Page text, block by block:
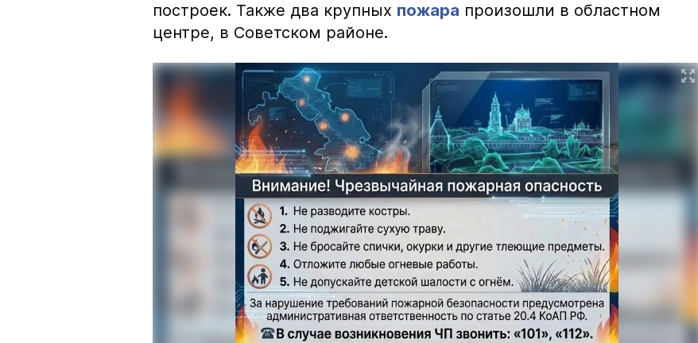
построек. Также два крупных пожара произошли в областном
центре, в Советском районе.